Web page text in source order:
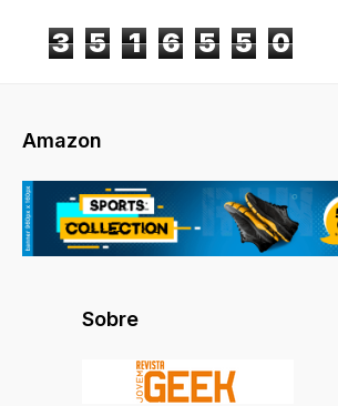
3 5 1 6 5 5 0
Amazon
Sobre